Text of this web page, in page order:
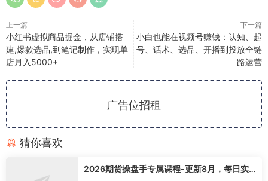
上一篇
小红书虚拟商品掘金，从店铺搭
建,爆款选品,到笔记制作，实现单
店月入5000+
下一篇
小白也能在视频号赚钱：认知、起
号、话术、选品、开播到投放全链
路运营
广告位招租
猜你喜欢
2026期货操盘手专属课程-更新8月，每日实